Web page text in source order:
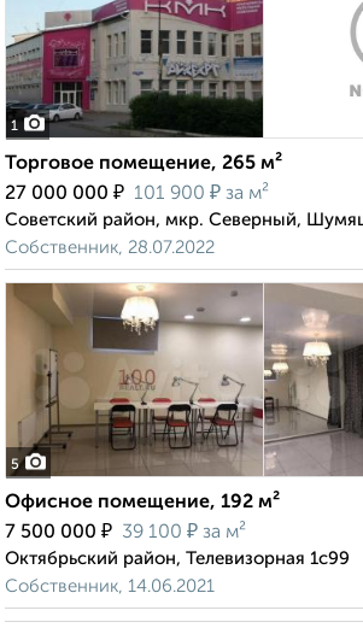
1
Торговое помещение, 265 м²
27 000 000 ₽ 101 900 ₽ за м²
Советский район, мкр. Северный,
Собственник, 28.07.2022
5
Офисное помещение, 192 м²
7 500 000 ₽ 39 100 ₽ за м²
Октябрьский район, Телевизорная 1с99
Собственник, 14.06.2021